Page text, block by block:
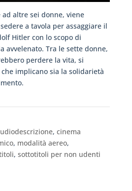
ad altre sei donne, viene
a tavola per assaggiare il
Hitler con lo scopo di
avvelenato. Tra le sette donne,
perdere la vita, si
implicano sia la solidarietà
, cinema
, modalità aereo,
, sottotitoli per non udenti